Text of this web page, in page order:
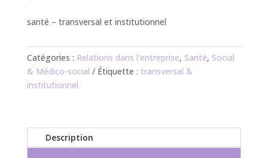
santé – transversal et institutionnel
Catégories : Relations dans l'entreprise, Santé, Social
& Médico-social
Étiquette : transversal &
institutionnel
Description